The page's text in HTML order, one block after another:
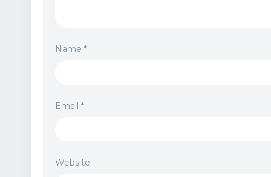
Name *
Email *
Website